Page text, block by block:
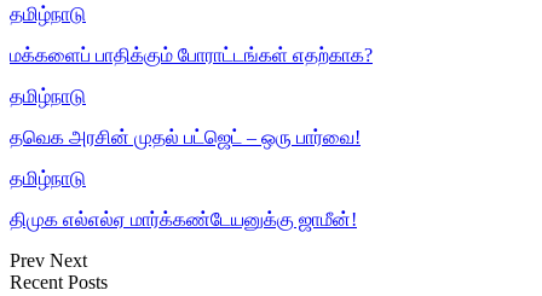
தமிழ்நாடு
மக்களைப் பாதிக்கும் போராட்டங்கள் எதற்காக?
தமிழ்நாடு
தவெக அரசின் முதல் பட்ஜெட் – ஒரு பார்வை!
தமிழ்நாடு
திமுக எல்எல்ஏ மார்க்கண்டேயனுக்கு ஜாமீன்!
Prev Next
Recent Posts